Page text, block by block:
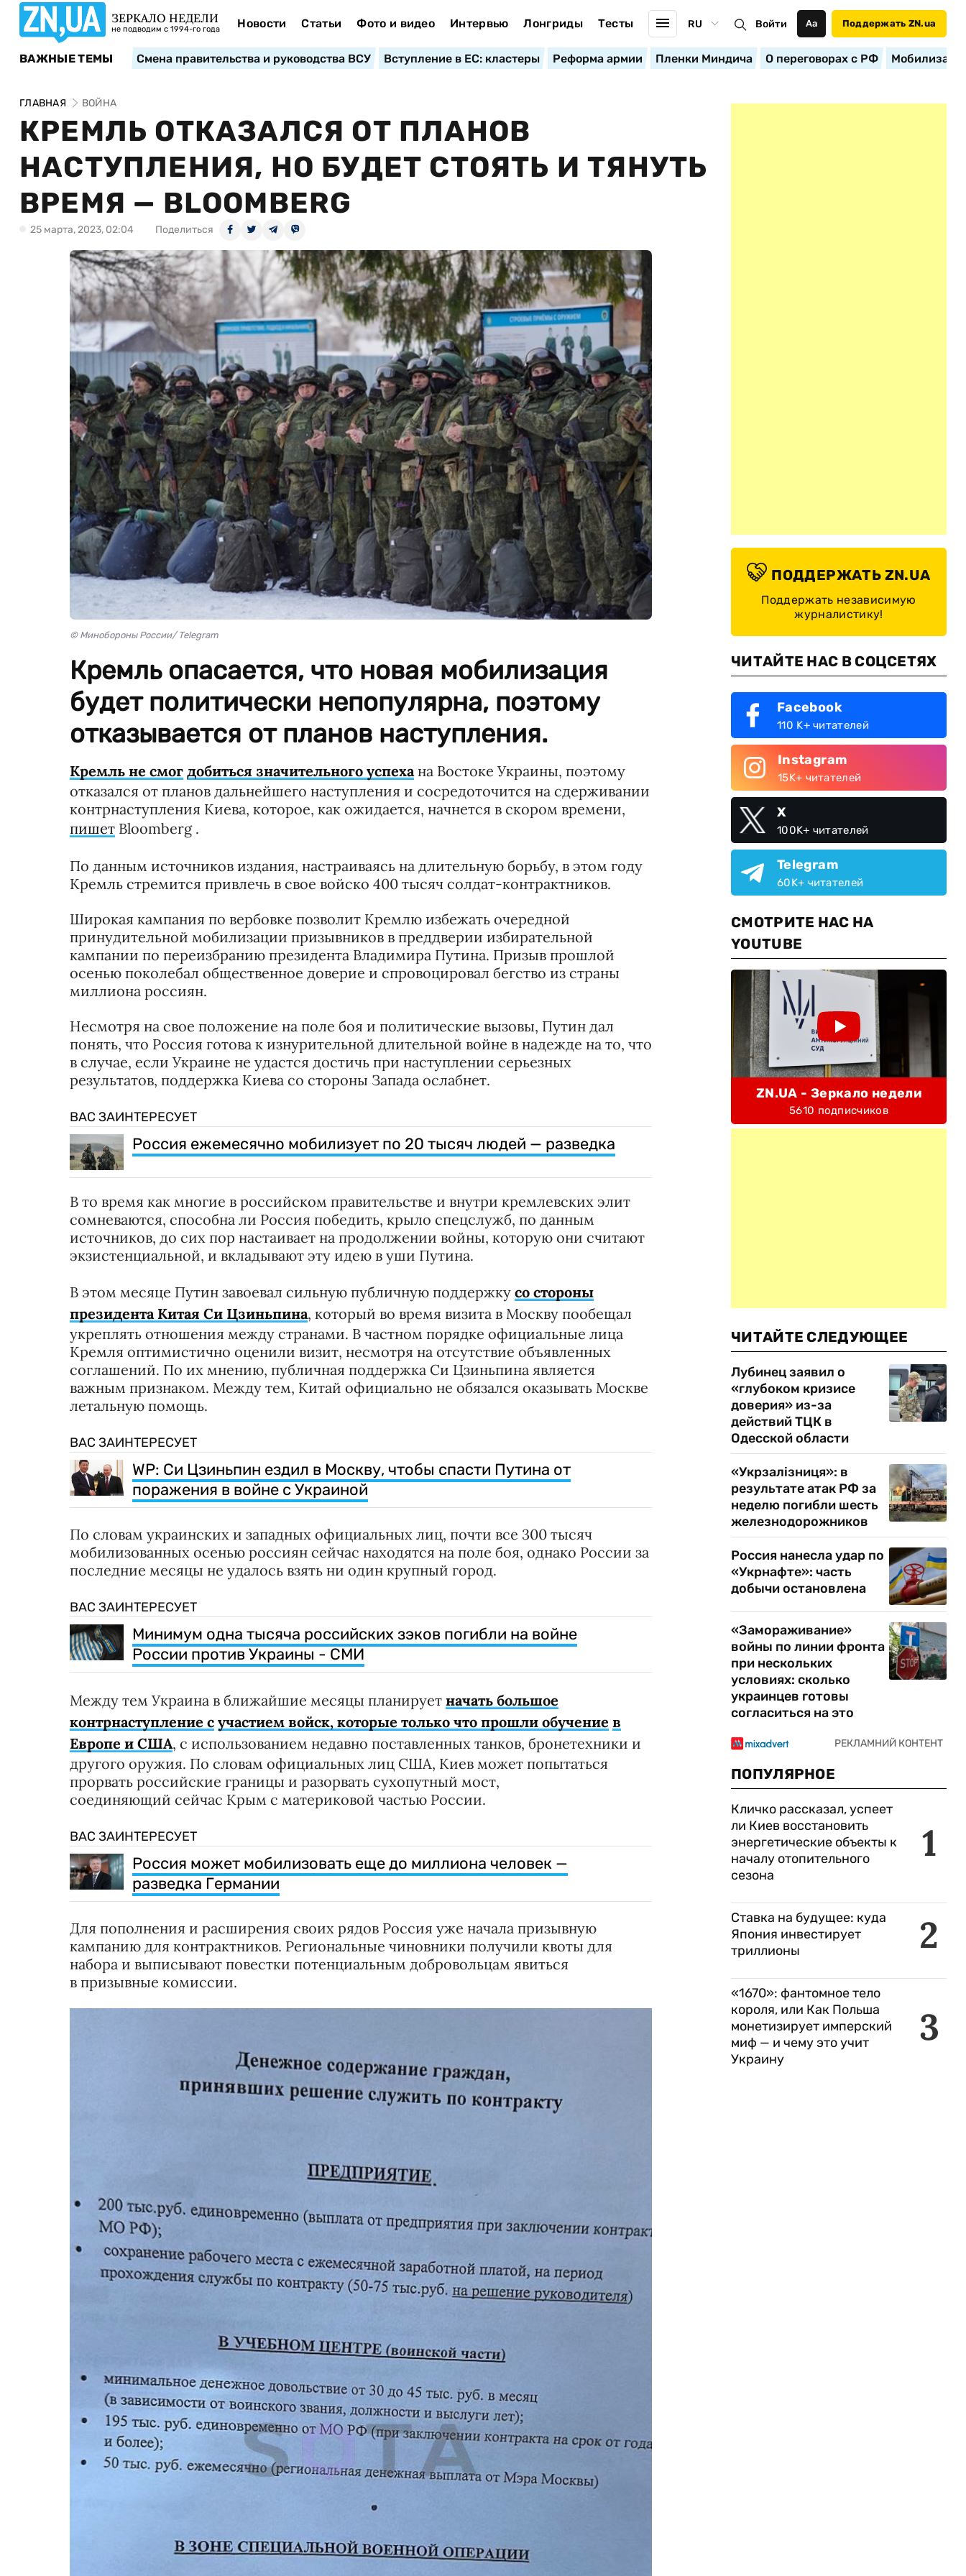
ЗЕРКАЛО НЕДЕЛИ
не подводим с 1994-го года Новости Статьи Фото и видео Интервью Лонгриды Тесты RU Войти Аа Поддержать ZN.ua
ВАЖНЫЕ ТЕМЫ Смена правительства и руководства ВСУ Вступление в ЕС: кластеры Реформа армии Пленки Миндича О переговорах с РФ
ГЛАВНАЯ ВОЙНА
КРЕМЛЬ ОТКАЗАЛСЯ ОТ ПЛАНОВ
НАСТУПЛЕНИЯ, НО БУДЕТ СТОЯТЬ И ТЯНУТЬ
ВРЕМЯ — BLOOMBERG
25 марта, 2023, 02:04 Поделиться
© Минобороны России/ Telegram
Кремль опасается, что новая мобилизация
будет политически непопулярна, поэтому
отказывается от планов наступления.
Кремль не смог добиться значительного успехана Востоке Украины, поэтому
отказался от планов дальнейшего наступления и сосредоточится на сдерживании
контрнаступления Киева, которое, как ожидается, начнется в скором времени,
пишет Bloomberg .
По данным источников издания, настраиваясь на длительную борьбу, в этом году
Кремль стремится привлечь в свое войско 400 тысяч солдат-контрактников.
Широкая кампания по вербовке позволит Кремлю избежать очередной
принудительной мобилизации призывников в преддверии избирательной
кампании по переизбранию президента Владимира Путина. Призыв прошлой
осенью поколебал общественное доверие и спровоцировал бегство из страны
миллиона россиян.
Несмотря на свое положение на поле боя и политические вызовы, Путин дал
понять, что Россия готова к изнурительной длительной войне в надежде на то, что
в случае, если Украине не удастся достичь при наступлении серьезных
результатов, поддержка Киева со стороны Запада ослабнет.
ВАС ЗАИНТЕРЕСУЕТ
Россия ежемесячно мобилизует по 20 тысяч людей — разведка
В то время как многие в российском правительстве и внутри кремлевских элит
сомневаются, способна ли Россия победить, крыло спецслужб, по данным
источников, до сих пор настаивает на продолжении войны, которую они считают
экзистенциальной, и вкладывают эту идею в уши Путина.
В этом месяце Путин завоевал сильную публичную поддержку со стороны
президента Китая Си Цзиньпина, который во время визита в Москву пообещал
укреплять отношения между странами. В частном порядке официальные лица
Кремля оптимистично оценили визит, несмотря на отсутствие объявленных
соглашений. По их мнению, публичная поддержка Си Цзиньпина является
важным признаком. Между тем, Китай официально не обязался оказывать Москве
летальную помощь.
ВАС ЗАИНТЕРЕСУЕТ
WP: Си Цзиньпин ездил в Москву, чтобы спасти Путина от
поражения в войне с Украиной
По словам украинских и западных официальных лиц, почти все 300 тысяч
мобилизованных осенью россиян сейчас находятся на поле боя, однако России за
последние месяцы не удалось взять ни один крупный город.
ВАС ЗАИНТЕРЕСУЕТ
Минимум одна тысяча российских зэков погибли на войне
России против Украины - СМИ
Между тем Украина в ближайшие месяцы планирует начать большое
контрнаступление с участием войск, которые только что прошли обучение в
Европе и США, с использованием недавно поставленных танков, бронетехники и
другого оружия. По словам официальных лиц США, Киев может попытаться
прорвать российские границы и разорвать сухопутный мост,
соединяющий сейчас Крым с материковой частью России.
ВАС ЗАИНТЕРЕСУЕТ
Россия может мобилизовать еще до миллиона человек —
разведка Германии
Для пополнения и расширения своих рядов Россия уже начала призывную
кампанию для контрактников. Региональные чиновники получили квоты для
набора и выписывают повестки потенциальным добровольцам явиться
в призывные комиссии.
ПОДДЕРЖАТЬ ZN.UA
Поддержать независимую
журналистику!
ЧИТАЙТЕ НАС В СОЦСЕТЯХ
Facebook
110 K+ читателей
Instagram
15K+ читателей
X
100K+ читателей
Telegram
60K+ читателей
СМОТРИТЕ НАС НА
YOUTUBE
ZN.UA - Зеркало недели
5610 подписчиков
ЧИТАЙТЕ СЛЕДУЮЩЕЕ
Лубинец заявил о
«глубоком кризисе
доверия» из-за
действий ТЦК в
Одесской области
«Укрзалізниця»: в
результате атак РФ за
неделю погибли шесть
железнодорожников
Россия нанесла удар по
«Укрнафте»: часть
добычи остановлена
«Замораживание»
войны по линии фронта
при нескольких
условиях: сколько
украинцев готовы
согласиться на это
ПОПУЛЯРНОЕ
1
Кличко рассказал, успеет
ли Киев восстановить
энергетические объекты к
началу отопительного
сезона
2
Ставка на будущее: куда
Япония инвестирует
триллионы
3
«1670»: фантомное тело
короля, или Как Польша
монетизирует имперский
миф — и чему это учит
Украину